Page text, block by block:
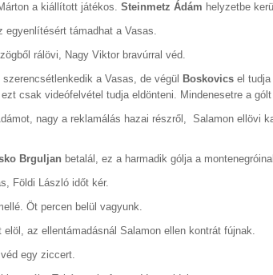
a kiállított játékos. Steinmetz Ádám helyzetbe
egyenlítésért támadhat a Vasas.
rálövi, Nagy Viktor bravúrral véd.
a Vasas, de végül
Boskovics el tudja
csak videófelvétel tudja eldönteni. Mindenesetre a
nagy a reklamálás hazai részről, Salamon ellövi
Brguljan betalál, ez a harmadik gólja a
Földi László időt kér.
Öt percen belül vagyunk.
az ellentámadásnál Salamon ellen kontrát fújnak.
egy ziccert.